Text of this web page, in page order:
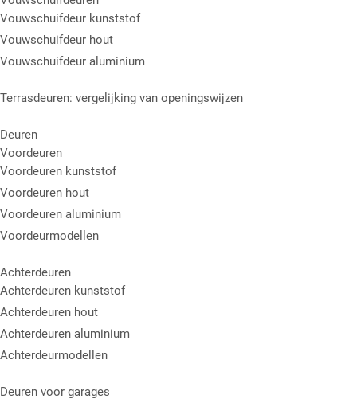
Vouwschuifdeur kunststof
Vouwschuifdeur hout
Vouwschuifdeur aluminium
Terrasdeuren: vergelijking van openingswijzen
Deuren
Voordeuren
Voordeuren kunststof
Voordeuren hout
Voordeuren aluminium
Voordeurmodellen
Achterdeuren
Achterdeuren kunststof
Achterdeuren hout
Achterdeuren aluminium
Achterdeurmodellen
Deuren voor garages